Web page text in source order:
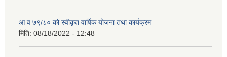
आ व ७९/८० को स्वीकृत वार्षिक योजना तथा कार्यक्रम
मिति: 08/18/2022 - 12:48